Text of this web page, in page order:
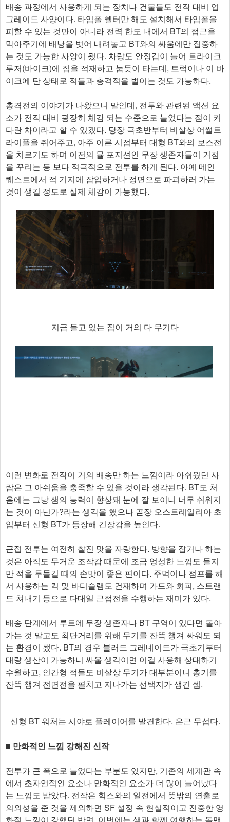
배송 과정에서 사용하게 되는 장치나 건물들도 전작 대비 업
그레이드 사양이다. 타임폴 쉘터만 해도 설치해서 타임폴을
피할 수 있는 것만이 아니라 전력 한도 내에서 BT의 접근을
막아주기에 배낭을 벗어 내려놓고 BT와의 싸움에만 집중하
는 것도 가능한 사양이 됐다. 차량도 안정감이 늘어 트라이크
루저(바이크)에 짐을 적재하고 눕듯이 타는데, 트럭이나 이 바
이크에 탄 상태로 적들과 총격적을 벌이는 것도 가능하다.
총격전의 이야기가 나왔으니 말인데, 전투와 관련된 액션 요
소가 전작 대비 굉장히 체감 되는 수준으로 늘었다는 점이 커
다란 차이라고 할 수 있겠다. 당장 극초반부터 비살상 어썰트
라이플을 쥐어주고, 아주 이른 시점부터 대형 BT와의 보스전
을 치르기도 하며 이전의 뮬 포지션인 무장 생존자들이 거점
을 꾸리는 등 보다 적극적으로 전투를 하게 된다. 아예 메인
퀘스트에서 적 기지에 잠입하거나 정면으로 파괴하러 가는
것이 생길 정도로 실제 체감이 가능했다.
지금 들고 있는 짐이 거의 다 무기다
이런 변화로 전작이 거의 배송만 하는 느낌이라 아쉬웠던 사
람은 그 아쉬움을 충족할 수 있을 것이라 생각된다. BT도 처
음에는 그냥 샘의 능력이 향상돼 눈에 잘 보이니 너무 쉬워지
는 것이 아닌가?라는 생각을 했으나 곧장 오스트레일리아 초
입부터 신형 BT가 등장해 긴장감을 높인다.
근접 전투는 여전히 찰진 맛을 자랑한다. 방향을 잡거나 하는
것은 아직도 무거운 조작감 때문에 조금 엉성한 느낌도 들지
만 적을 두들길 때의 손맛이 좋은 편이다. 주먹이나 점프를 해
서 사용하는 킥 및 바디슬램도 건재하며 가드와 회피, 스트랜
드 쳐내기 등으로 다대일 근접전을 수행하는 재미가 있다.
배송 단계에서 루트에 무장 생존자나 BT 구역이 있다면 돌아
가는 것 말고도 최단거리를 위해 무기를 잔뜩 챙겨 싸워도 되
는 환경이 됐다. BT의 경우 블러드 그레네이드가 극초기부터
대량 생산이 가능하니 싸울 생각이면 이걸 사용해 상대하기
수월하고, 인간형 적들도 비살상 무기가 대부분이니 총기를
잔뜩 챙겨 전면전을 펼치고 지나가는 선택지가 생긴 셈.
신형 BT 워처는 시야로 플레이어를 발견한다. 은근 무섭다.
■ 만화적인 느낌 강해진 신작
전투가 큰 폭으로 늘었다는 부분도 있지만, 기존의 세계관 속
에서 초자연적인 요소나 만화적인 요소가 더 많이 늘어났다
는 느낌도 받았다. 전작은 힉스와의 일전에서 뜻밖의 연출로
의외성을 준 것을 제외하면 SF 설정 속 현실적이고 진중한 영
화적 느낌이 강했던 반면, 이번에는 샘과 함께 여행하는 돌맨